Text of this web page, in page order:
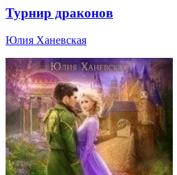
Турнир драконов
Юлия Ханевская